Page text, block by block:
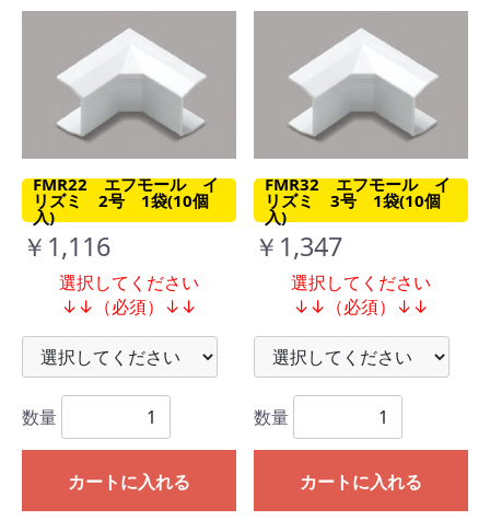
FMR22 エフモール イ
リズミ 2号 1袋(10個
入)
￥1,116
選択してください
↓↓（必須）↓↓
数量
カートに入れる
FMR32 エフモール イ
リズミ 3号 1袋(10個
入)
￥1,347
選択してください
↓↓（必須）↓↓
数量
カートに入れる